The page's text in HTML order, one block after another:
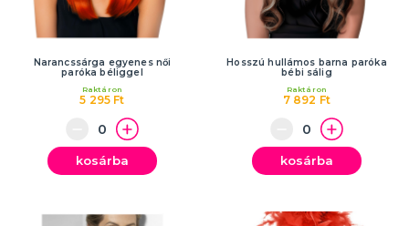
Narancssárga egyenes női
paróka béliggel
5 295 Ft
Raktáron
kosárba
Hosszú hullámos barna paróka
bébi sálig
7 892 Ft
Raktáron
kosárba